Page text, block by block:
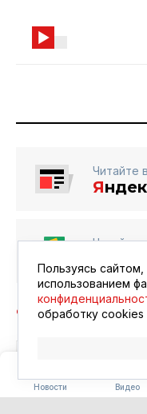
Новости Видео
Читайте
Я
Читайте
Пользуясь
использованием
обработку сookies